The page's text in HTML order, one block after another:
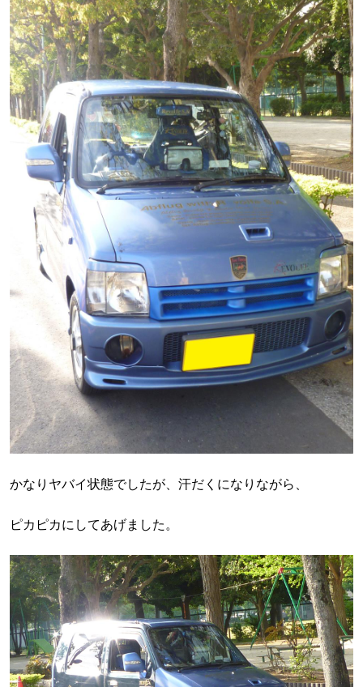
かなりヤバイ状態でしたが、汗だくになりながら、
ピカピカにしてあげました。